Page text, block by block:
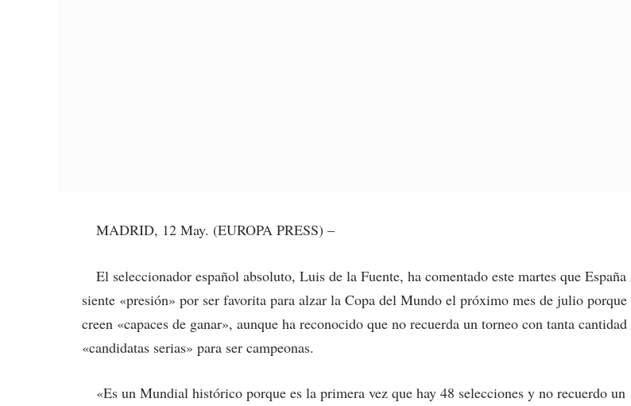
MADRID, 12 May. (EUROPA PRESS) –
El seleccionador español absoluto, Luis de la Fuente, ha comentado este martes que España
siente «presión» por ser favorita para alzar la Copa del Mundo el próximo mes de julio porque
creen «capaces de ganar», aunque ha reconocido que no recuerda un torneo con tanta cantidad
«candidatas serias» para ser campeonas.
«Es un Mundial histórico porque es la primera vez que hay 48 selecciones y no recuerdo un